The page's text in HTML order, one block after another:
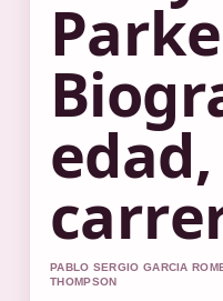
PABLO SERGIO GARCIA
THOMPSON